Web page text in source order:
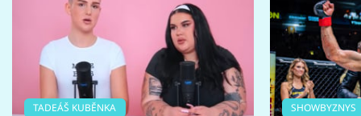
TADEÁŠ KUBĚNKA SHOWBYZNYS